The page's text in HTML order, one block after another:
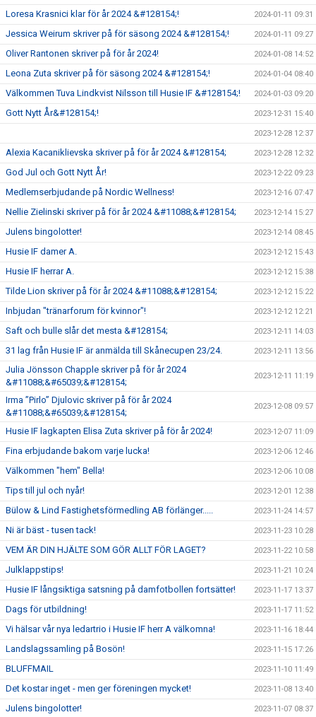
Loresa Krasnici klar för år 2024 &#128154;! 2024-01-11 09:31
Jessica Weirum skriver på för säsong 2024 &#128154;! 2024-01-11 09:27
Oliver Rantonen skriver på för år 2024! 2024-01-08 14:52
Leona Zuta skriver på för säsong 2024 &#128154;! 2024-01-04 08:40
Välkommen Tuva Lindkvist Nilsson till Husie IF &#128154;! 2024-01-03 09:20
Gott Nytt År&#128154;! 2023-12-31 15:40
2023-12-28 12:37
Alexia Kacaniklievska skriver på för år 2024 &#128154; 2023-12-28 12:32
God Jul och Gott Nytt År! 2023-12-22 09:23
Medlemserbjudande på Nordic Wellness! 2023-12-16 07:47
Nellie Zielinski skriver på för år 2024 &#11088;&#128154; 2023-12-14 15:27
Julens bingolotter! 2023-12-14 08:45
Husie IF damer A. 2023-12-12 15:43
Husie IF herrar A. 2023-12-12 15:38
Tilde Lion skriver på för år 2024 &#11088;&#128154; 2023-12-12 15:22
Inbjudan "tränarforum för kvinnor"! 2023-12-12 12:21
Saft och bulle slår det mesta &#128154; 2023-12-11 14:03
31 lag från Husie IF är anmälda till Skånecupen 23/24. 2023-12-11 13:56
Julia Jönsson Chapple skriver på för år 2024
&#11088;&#65039;&#128154;
2023-12-11 11:19
Irma ”Pirlo” Djulovic skriver på för år 2024
&#11088;&#65039;&#128154;
2023-12-08 09:57
Husie IF lagkapten Elisa Zuta skriver på för år 2024! 2023-12-07 11:09
Fina erbjudande bakom varje lucka! 2023-12-06 12:46
Välkommen "hem" Bella! 2023-12-06 10:08
Tips till jul och nyår! 2023-12-01 12:38
Bülow & Lind Fastighetsförmedling AB förlänger..... 2023-11-24 14:57
Ni är bäst - tusen tack! 2023-11-23 10:28
VEM ÄR DIN HJÄLTE SOM GÖR ALLT FÖR LAGET? 2023-11-22 10:58
Julklappstips! 2023-11-21 10:24
Husie IF långsiktiga satsning på damfotbollen fortsätter! 2023-11-17 13:37
Dags för utbildning! 2023-11-17 11:52
Vi hälsar vår nya ledartrio i Husie IF herr A välkomna! 2023-11-16 18:44
Landslagssamling på Bosön! 2023-11-15 17:26
BLUFFMAIL 2023-11-10 11:49
Det kostar inget - men ger föreningen mycket! 2023-11-08 13:40
Julens bingolotter! 2023-11-07 08:37